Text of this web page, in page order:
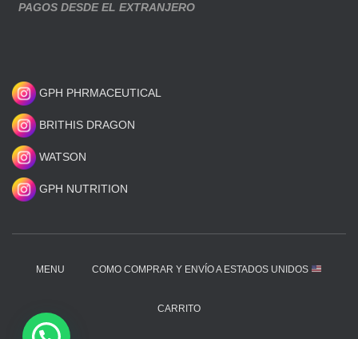
PAGOS DESDE EL EXTRANJERO
GPH PHRMACEUTICAL
BRITHIS DRAGON
WATSON
GPH NUTRITION
MENU COMO COMPRAR Y ENVÍO A ESTADOS UNIDOS
CARRITO